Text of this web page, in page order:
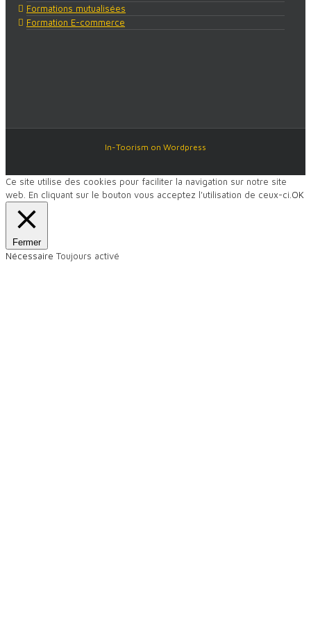
Formations mutualisées
Formation E-commerce
In-Toorism on Wordpress
Ce site utilise des cookies pour faciliter la navigation sur notre site
web. En cliquant sur le bouton vous acceptez l'utilisation de ceux-ci. OK
Fermer
Nécessaire Toujours activé